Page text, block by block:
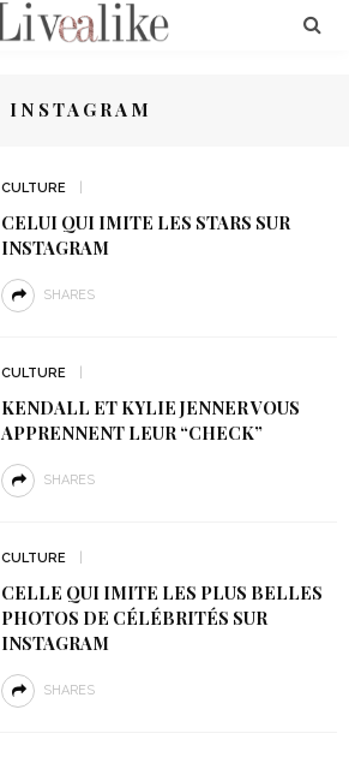
INSTAGRAM
CULTURE
CELUI QUI IMITE LES STARS SUR
INSTAGRAM
SHARES
CULTURE
KENDALL ET KYLIE JENNER VOUS
APPRENNENT LEUR “CHECK”
SHARES
CULTURE
CELLE QUI IMITE LES PLUS BELLES
PHOTOS DE CÉLÉBRITÉS SUR
INSTAGRAM
SHARES